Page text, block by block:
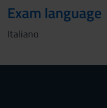
Exam language
Italiano